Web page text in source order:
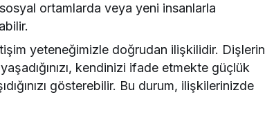
ortamlarda veya yeni insanlarla
yeteneğimizle doğrudan ilişkilidir. Dişlerin
kendinizi ifade etmekte güçlük
gösterebilir. Bu durum, ilişkilerinizde